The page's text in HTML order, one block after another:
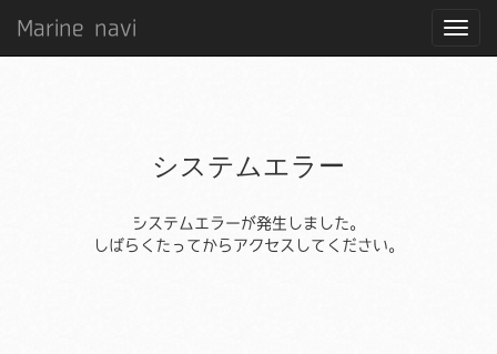
Marine navi
システムエラー
システムエラーが発生しました。
しばらくたってからアクセスしてください。